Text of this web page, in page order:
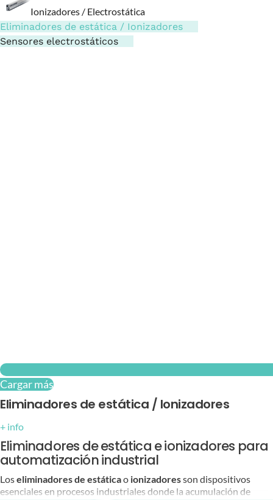
Ionizadores / Electrostática
Eliminadores de estática / Ionizadores
Sensores electrostáticos
Cargar más
Eliminadores de estática / Ionizadores
+ info
Eliminadores de estática e ionizadores para
automatización industrial
Loseliminadores de estáticao ionizadoresson dispositivos
esenciales en procesos industriales donde la acumulación de